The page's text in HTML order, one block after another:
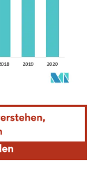
Namensnennung gemäß